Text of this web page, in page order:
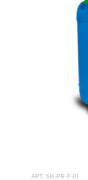
АРТ.SH-PR-F-01